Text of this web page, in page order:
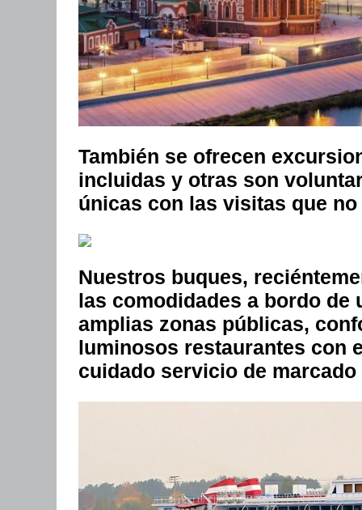
También se ofrecen
incluidas y otras son
únicas con las visitas que
Nuestros buques,
las comodidades a bordo
amplias zonas públicas,
luminosos restaurantes con
cuidado servicio de